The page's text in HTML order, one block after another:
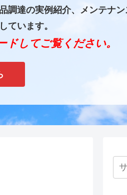
調達の実例紹介、メンテナン
ています。
してご覧ください。